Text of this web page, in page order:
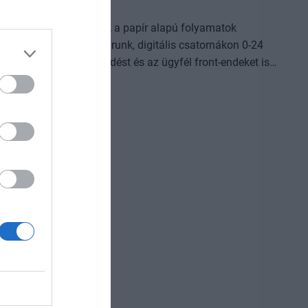
vállalatok működése, a papír alapú folyamatok
ügyekben járunk, digitális csatornákon 0-24
a belső működést és az ügyfél front-endeket is
cselekedni képes AI-ügynökök, illetve az egyes
és vállalti megoldások korábban
is felforgatja a mesterséges intelligencia? Mire